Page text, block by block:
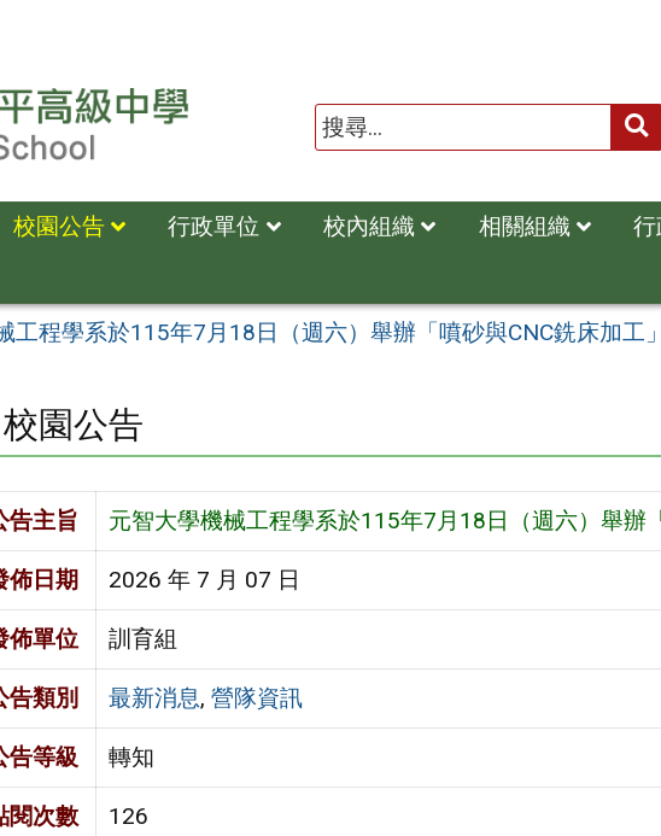
校園公告 行政單位 校內組織 相關組織
工程學系於115年7月18日（週六）舉辦「噴砂與CNC銑床加工
校園公告
告主旨 元智大學機械工程學系於115年7月18日（週六）舉辦
佈日期 2026 年 7 月 07 日
佈單位 訓育組
告類別 最新消息, 營隊資訊
告等級 轉知
閱次數 126